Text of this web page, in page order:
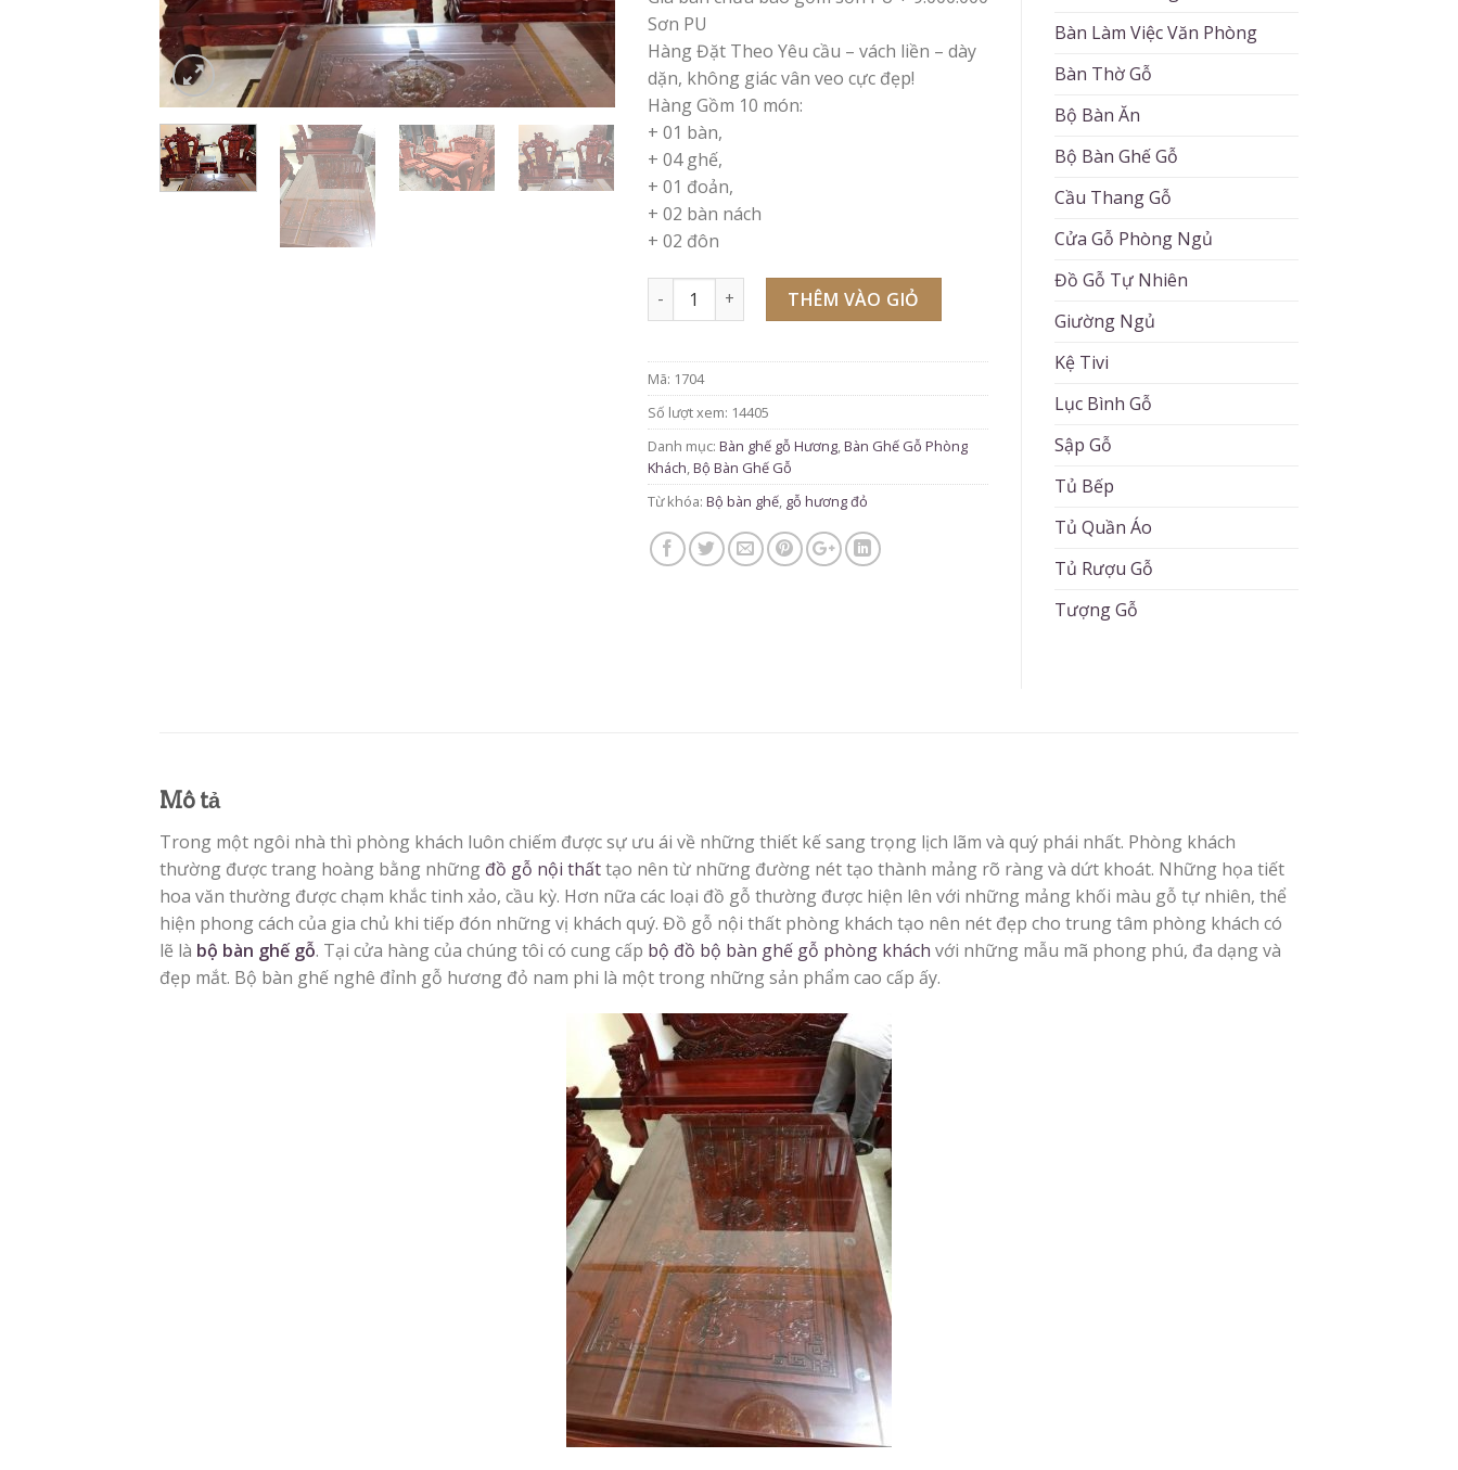
Sơn PU
Hàng Đặt Theo Yêu cầu – vách liền – dày
dặn, không giác vân veo cực đẹp!
Hàng Gồm 10 món:
+ 01 bàn,
+ 04 ghế,
+ 01 đoản,
+ 02 bàn nách
+ 02 đôn
Số lượng THÊM VÀO GIỎ
Mã: 1704
Số lượt xem: 14405
Danh mục: Bàn ghế gỗ Hương,Bàn Ghế Gỗ Phòng
Khách,Bộ Bàn Ghế Gỗ
Từ khóa: Bộ bàn ghế, gỗ hương đỏ
Bàn Làm Việc Văn Phòng
Bàn Thờ Gỗ
Bộ Bàn Ăn
Bộ Bàn Ghế Gỗ
Cầu Thang Gỗ
Cửa Gỗ Phòng Ngủ
Đồ Gỗ Tự Nhiên
Giường Ngủ
Kệ Tivi
Lục Bình Gỗ
Sập Gỗ
Tủ Bếp
Tủ Quần Áo
Tủ Rượu Gỗ
Tượng Gỗ
Mô tả
Trong một ngôi nhà thì phòng khách luôn chiếm được sự ưu ái về những thiết kế sang trọng lịch lãm và quý phái nhất. Phòng khách
thường được trang hoàng bằng những đồ gỗ nội thấttạo nên từ những đường nét tạo thành mảng rõ ràng và dứt khoát. Những họa tiết
hoa văn thường được chạm khắc tinh xảo, cầu kỳ. Hơn nữa các loại đồ gỗ thường được hiện lên với những mảng khối màu gỗ tự nhiên, thể
hiện phong cách của gia chủ khi tiếp đón những vị khách quý. Đồ gỗ nội thất phòng khách tạo nên nét đẹp cho trung tâm phòng khách có
lẽ là bộ bàn ghế gỗ. Tại cửa hàng của chúng tôi có cung cấp bộ đồ bộ bàn ghế gỗ phòng khách với những mẫu mã phong phú, đa dạng và
đẹp mắt. Bộ bàn ghế nghê đỉnh gỗ hương đỏ nam phi là một trong những sản phẩm cao cấp ấy.